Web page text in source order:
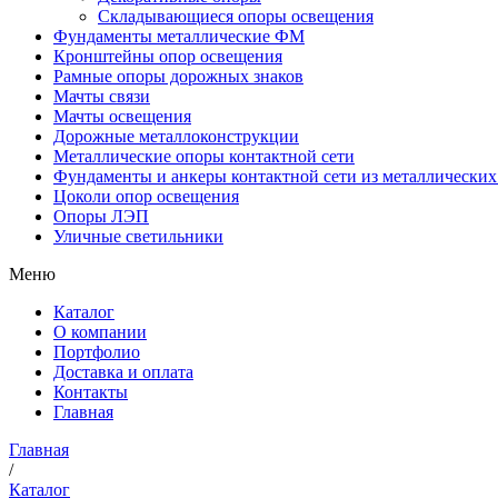
Складывающиеся опоры освещения
Фундаменты металлические ФМ
Кронштейны опор освещения
Рамные опоры дорожных знаков
Мачты связи
Мачты освещения
Дорожные металлоконструкции
Металлические опоры контактной сети
Фундаменты и анкеры контактной сети из
Цоколи опор освещения
Опоры ЛЭП
Уличные светильники
Меню
Каталог
О компании
Портфолио
Доставка и оплата
Контакты
Главная
Главная
/
Каталог